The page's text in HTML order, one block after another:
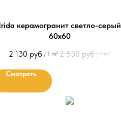
керамогранит светло-серый
60х60
2 130 руб / 1 m² 2 530 руб / 1 m²
Смотреть